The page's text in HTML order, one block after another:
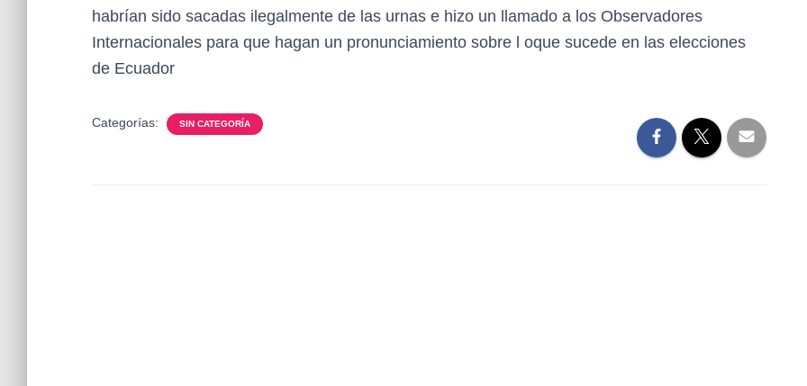
habrían sido sacadas ilegalmente de las urnas e hizo un llamado a los Observadores
Internacionales para que hagan un pronunciamiento sobre l oque sucede en las elecciones
de Ecuador
Categorías: SIN CATEGORÍA